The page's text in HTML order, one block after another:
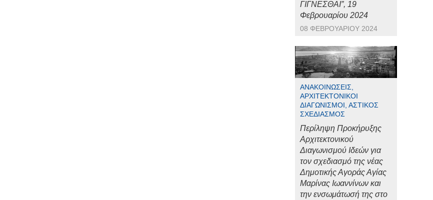
ΓΙΓΝΕΣΘΑΙ”, 19
Φεβρουαρίου 2024
08 ΦΕΒΡΟΥΑΡΊΟΥ 2024
ΑΝΑΚΟΙΝΏΣΕΙΣ,
ΑΡΧΙΤΕΚΤΟΝΙΚΟΊ
ΔΙΑΓΩΝΙΣΜΟΊ, ΑΣΤΙΚΌΣ
ΣΧΕΔΙΑΣΜΌΣ
Περίληψη Προκήρυξης
Αρχιτεκτονικού
Διαγωνισμού Ιδεών για
τον σχεδιασμό της νέας
Δημοτικής Αγοράς Αγίας
Μαρίνας Ιωαννίνων και
την ενσωμάτωσή της στο